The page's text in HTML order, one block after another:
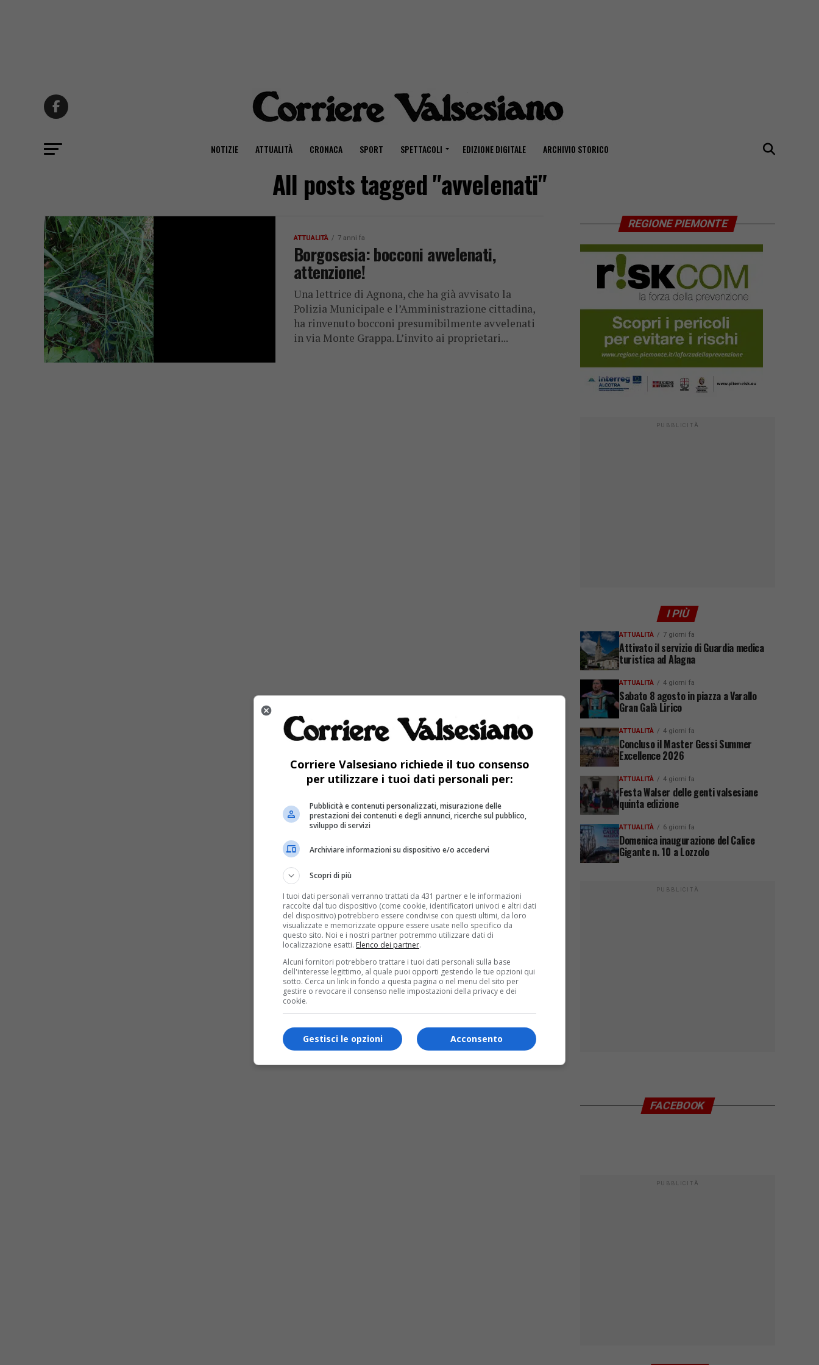
NOTIZIE ATTUALITÀ CRONACA SPORT SPETTACOLI EDIZIONE DIGITALE ARCHIVIO STORICO
All posts tagged "avvelenati"
ATTUALITÀ 7 anni fa
Borgosesia: bocconi avvelenati,
attenzione!
Una lettrice di Agnona, che ha già avvisato la
Polizia Municipale e l’Amministrazione cittadina,
ha rinvenuto bocconi presumibilmente avvelenati
in via Monte Grappa. L’invito ai proprietari...
REGIONE PIEMONTE
PUBBLICITÀ
I PIÙ
ATTUALITÀ 7 giorni fa
Attivato il servizio di Guardia medica
turistica ad Alagna
ATTUALITÀ 4 giorni fa
Sabato 8 agosto in piazza a Varallo
Gran Galà Lirico
ATTUALITÀ 4 giorni fa
Concluso il Master Gessi Summer
Excellence 2026
ATTUALITÀ 4 giorni fa
Festa Walser delle genti valsesiane
quinta edizione
ATTUALITÀ 6 giorni fa
Domenica inaugurazione del Calice
Gigante n. 10 a Lozzolo
PUBBLICITÀ
FACEBOOK
PUBBLICITÀ
Corriere Valsesiano richiede il tuo consenso
per utilizzare i tuoi dati personali per:
Pubblicità e contenuti personalizzati, misurazione delle
prestazioni dei contenuti e degli annunci, ricerche sul pubblico,
sviluppo di servizi
Archiviare informazioni su dispositivo e/o accedervi
Scopri di più
I tuoi dati personali verranno trattati da 431 partner e le informazioni
raccolte dal tuo dispositivo (come cookie, identificatori univoci e altri dati
del dispositivo) potrebbero essere condivise con questi ultimi, da loro
visualizzate e memorizzate oppure essere usate nello specifico da
questo sito. Noi e i nostri partner potremmo utilizzare dati di
localizzazione esatti. Elenco dei partner.
Alcuni fornitori potrebbero trattare i tuoi dati personali sulla base
dell'interesse legittimo, al quale puoi opporti gestendo le tue opzioni qui
sotto. Cerca un link in fondo a questa pagina o nel menu del sito per
gestire o revocare il consenso nelle impostazioni della privacy e dei
cookie.
Acconsento
Gestisci le opzioni